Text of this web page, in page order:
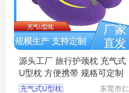
源头工厂 旅行护颈枕 充气式
U型枕 方便携带 规格可定制
充气式U型枕
东莞市仁